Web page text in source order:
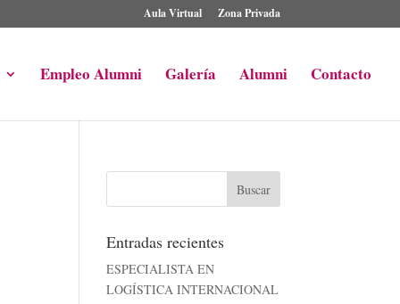
Aula Virtual Zona Privada
Empleo Alumni Galería Alumni Contacto
Entradas recientes
ESPECIALISTA EN
LOGÍSTICA INTERNACIONAL